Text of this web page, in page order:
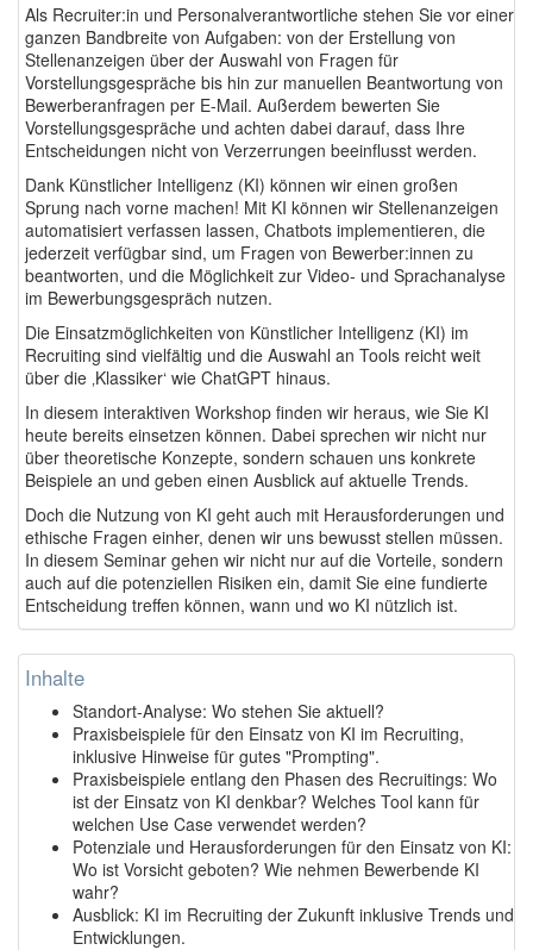
Als Recruiter:in und Personalverantwortliche stehen Sie vor einer
ganzen Bandbreite von Aufgaben: von der Erstellung von
Stellenanzeigen über der Auswahl von Fragen für
Vorstellungsgespräche bis hin zur manuellen Beantwortung von
Bewerberanfragen per E-Mail. Außerdem bewerten Sie
Vorstellungsgespräche und achten dabei darauf, dass Ihre
Entscheidungen nicht von Verzerrungen beeinflusst werden.
Dank Künstlicher Intelligenz (KI) können wir einen großen
Sprung nach vorne machen! Mit KI können wir Stellenanzeigen
automatisiert verfassen lassen, Chatbots implementieren, die
jederzeit verfügbar sind, um Fragen von Bewerber:innen zu
beantworten, und die Möglichkeit zur Video- und Sprachanalyse
im Bewerbungsgespräch nutzen.
Die Einsatzmöglichkeiten von Künstlicher Intelligenz (KI) im
Recruiting sind vielfältig und die Auswahl an Tools reicht weit
über die ‚Klassiker‘ wie ChatGPT hinaus.
In diesem interaktiven Workshop finden wir heraus, wie Sie KI
heute bereits einsetzen können. Dabei sprechen wir nicht nur
über theoretische Konzepte, sondern schauen uns konkrete
Beispiele an und geben einen Ausblick auf aktuelle Trends.
Doch die Nutzung von KI geht auch mit Herausforderungen und
ethische Fragen einher, denen wir uns bewusst stellen müssen.
In diesem Seminar gehen wir nicht nur auf die Vorteile, sondern
auch auf die potenziellen Risiken ein, damit Sie eine fundierte
Entscheidung treffen können, wann und wo KI nützlich ist.
Inhalte
Standort-Analyse: Wo stehen Sie aktuell?
Praxisbeispiele für den Einsatz von KI im Recruiting,
inklusive Hinweise für gutes "Prompting".
Praxisbeispiele entlang den Phasen des Recruitings: Wo
ist der Einsatz von KI denkbar? Welches Tool kann für
welchen Use Case verwendet werden?
Potenziale und Herausforderungen für den Einsatz von KI:
Wo ist Vorsicht geboten? Wie nehmen Bewerbende KI
wahr?
Ausblick: KI im Recruiting der Zukunft inklusive Trends und
Entwicklungen.